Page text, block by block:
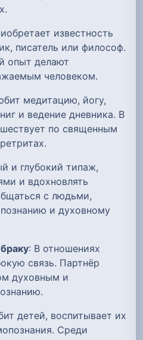
известность
писатель или философ.
опыт делают
человеком.
медитацию, йогу,
и ведение дневника. В
по священным
и глубокий типаж,
и вдохновлять
с людьми,
и духовному
: В отношениях
связь. Партнёр
духовным и
детей, воспитывает их
Среди